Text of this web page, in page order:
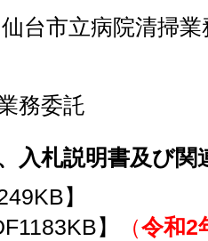
台市立病院清掃業
務委託
入札説明書及び関
】
】 （令和2